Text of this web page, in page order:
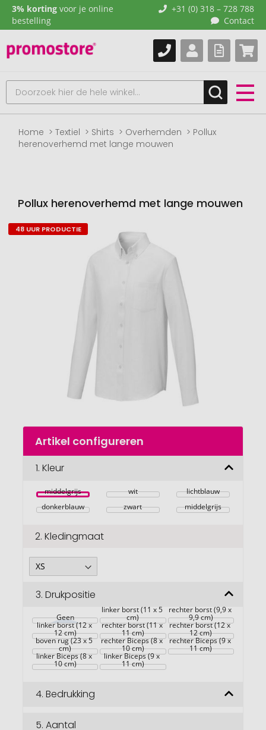
3% korting voor je online
bestelling
+31 (0) 318 – 728 788
Contact
Home Textiel Shirts Overhemden
Pollux
herenoverhemd met lange mouwen
Pollux herenoverhemd met lange mouwen
Naar
afbeeldingengalerij
Naar
begin
afbeeldingengalerij
48 UUR PRODUCTIE
Artikel configureren
1. Kleur
middelgrijs wit
lichtblauw
donkerblauw
zwart middelgrijs
2. Kledingmaat
3. Drukpositie
Geen
linker borst (11 x 5
cm)
rechter borst (9,9 x
9,9 cm)
linker borst (12 x
12 cm)
rechter borst (11 x
11 cm)
rechter borst (12 x
12 cm)
boven rug (23 x 5
cm)
rechter Biceps (8 x
10 cm)
rechter Biceps (9 x
11 cm)
linker Biceps (8 x
10 cm)
linker Biceps (9 x
11 cm)
4. Bedrukking
5. Aantal